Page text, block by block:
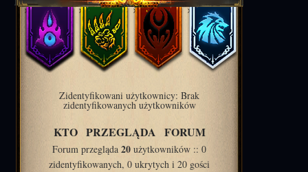
Zidentyfikowani użytkownicy: Brak
zidentyfikowanych użytkowników
KTO PRZEGLĄDA FORUM
Forum przegląda 20 użytkowników :: 0
zidentyfikowanych, 0 ukrytych i 20 gości